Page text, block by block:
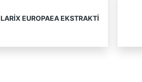
LARIX EUROPAEA EKSTRAKTI